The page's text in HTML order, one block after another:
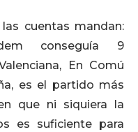
cuentas mandan:
conseguía 9
En Comú
es el partido más
que ni siquiera la
es suficiente para